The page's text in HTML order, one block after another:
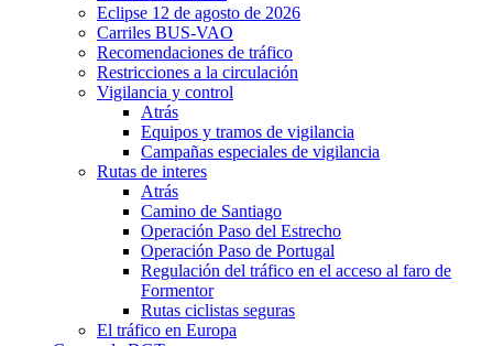
Eclipse 12 de agosto de 2026
Carriles BUS-VAO
Recomendaciones de tráfico
Restricciones a la circulación
Vigilancia y control
Atrás
Equipos y tramos de vigilancia
Campañas especiales de vigilancia
Rutas de interes
Atrás
Camino de Santiago
Operación Paso del Estrecho
Operación Paso de Portugal
Regulación del tráfico en el acceso al faro de
Formentor
Rutas ciclistas seguras
El tráfico en Europa